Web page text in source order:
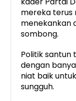
mereka terus
menekankan
sombong.
Politik santun
dengan
niat baik
sungguh.